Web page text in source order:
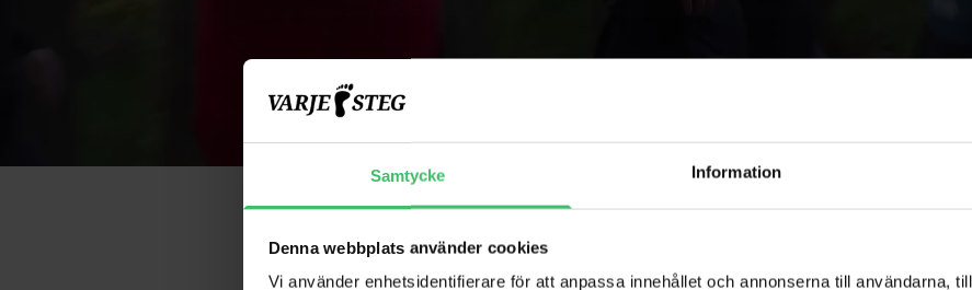
Samtycke Information
Denna webbplats använder cookies
Vi använder enhetsidentifierare för att anpassa innehållet och annonserna till användarna,